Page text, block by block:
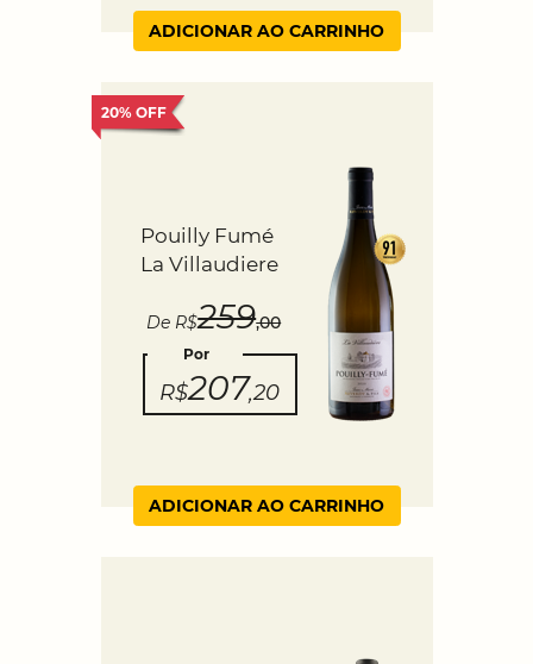
ADICIONAR AO CARRINHO
Pouilly Fumé
La Villaudiere
20% OFF
De R$259,00
Por
R$207,20
ADICIONAR AO CARRINHO